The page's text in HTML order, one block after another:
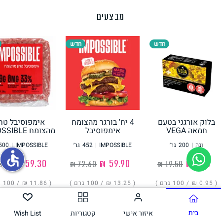
גבינות טבעוניות
מבצעים
חדש
בלוק אורגני בטעם
חמאה VEGA
200 גר׳ | וגה
‏19.50 ₪ ‏1.90 ₪
( ‏0.95 ₪ / 100 גרם )
חדש
4 יח' בורגר מהצומח
אימפוסיבל
452 גר׳ | IMPOSSIBLE
‏72.60 ₪
( ‏13.25 ₪ / 100 גרם )
אימפוסיבל
מהצומח IMPOSSIBLE
| IMPOSSIBLE
‏68.00 ₪
( ‏11.86 ₪ / 100 גרם
הוסיפו בית איזור אישי קטגוריות Wish List
accessible